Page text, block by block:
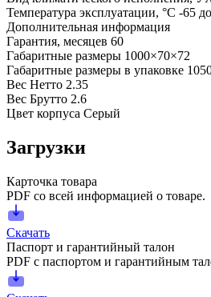
Температура эксплуатации, °С -65
Дополнительная информация
Гарантия, месяцев 60
Габаритные размеры 1000×70×72
Габаритные размеры в упаковке
Вес Нетто 2.35
Вес Брутто 2.6
Цвет корпуса Серый
Загрузки
Карточка товара
PDF со всей информацией о товаре.
Скачать
Паспорт и гарантийный талон
PDF с паспортом и гарантийным